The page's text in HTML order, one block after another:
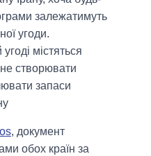
залежатимуть
угоди.
містяться
створювати
запаси
, документ
обох країн за